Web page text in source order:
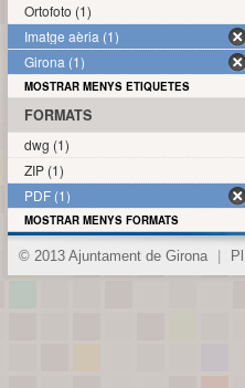
Ortofoto (1)
Imatge aèria (1)
Girona (1)
MOSTRAR MENYS ETIQUETES
FORMATS
dwg (1)
ZIP (1)
PDF (1)
MOSTRAR MENYS FORMATS
© 2013 Ajuntament de Girona